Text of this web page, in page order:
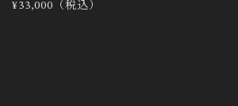
通
¥33,000（税込）